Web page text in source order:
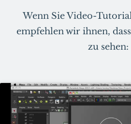
Wenn Sie Video-
empfehlen wir ihnen,
zu sehen: